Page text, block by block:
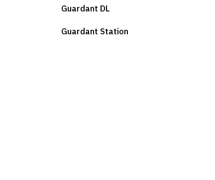
Guardant DL
Guardant Station